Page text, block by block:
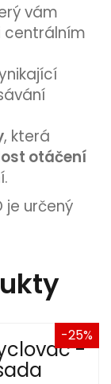
vám
centrálním
, která
otáčení
je určený
-25%
-